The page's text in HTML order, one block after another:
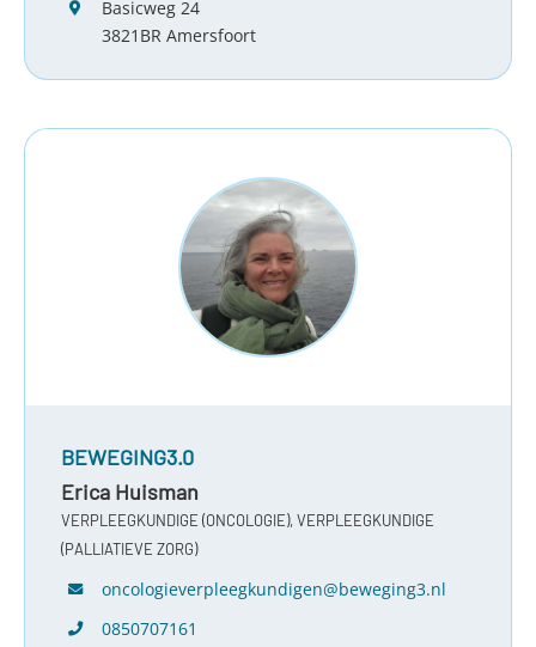
Basicweg 24
3821BR Amersfoort
BEWEGING3.0
Erica Huisman
VERPLEEGKUNDIGE (ONCOLOGIE), VERPLEEGKUNDIGE
(PALLIATIEVE ZORG)
oncologieverpleegkundigen@beweging3.nl
0850707161